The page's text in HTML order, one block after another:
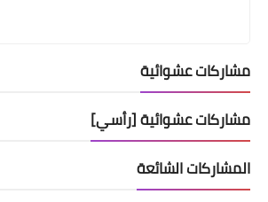
مشاركات عشوائية
مشاركات عشوائية [رأسي]
المشاركات الشائعة